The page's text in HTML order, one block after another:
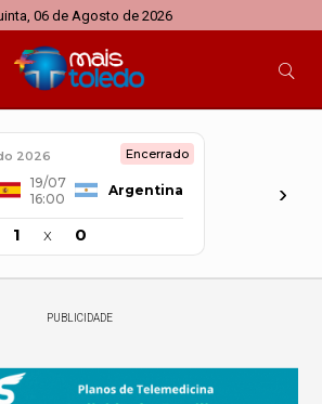
06 de Agosto de 2026
2026 Encerrado
19/07
16:00
Argentina
1 x 0
›
PUBLICIDADE